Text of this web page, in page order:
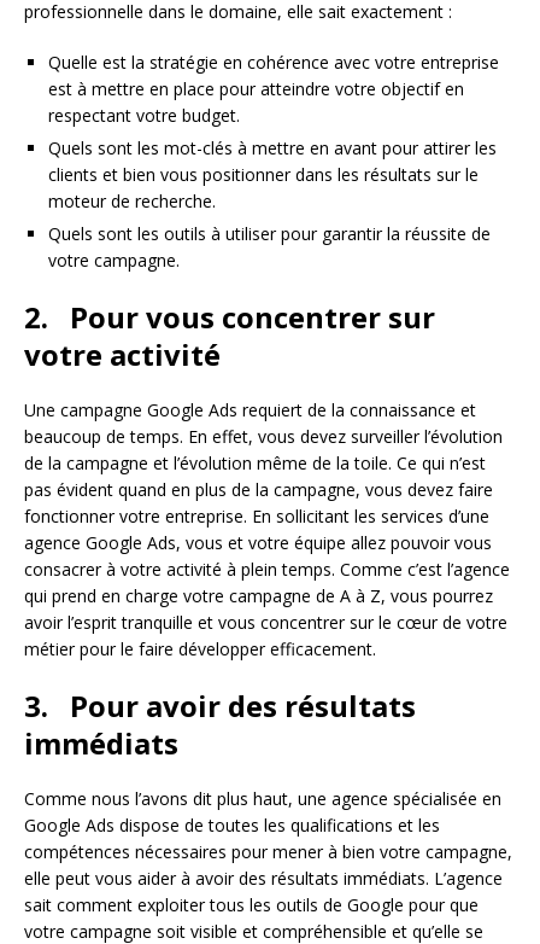
professionnelle dans le domaine, elle sait exactement :
Quelle est la stratégie en cohérence avec votre entreprise
est à mettre en place pour atteindre votre objectif en
respectant votre budget.
Quels sont les mot-clés à mettre en avant pour attirer les
clients et bien vous positionner dans les résultats sur le
moteur de recherche.
Quels sont les outils à utiliser pour garantir la réussite de
votre campagne.
2. Pour vous concentrer sur
votre activité
Une campagne Google Ads requiert de la connaissance et
beaucoup de temps. En effet, vous devez surveiller l’évolution
de la campagne et l’évolution même de la toile. Ce qui n’est
pas évident quand en plus de la campagne, vous devez faire
fonctionner votre entreprise. En sollicitant les services d’une
agence Google Ads, vous et votre équipe allez pouvoir vous
consacrer à votre activité à plein temps. Comme c’est l’agence
qui prend en charge votre campagne de A à Z, vous pourrez
avoir l’esprit tranquille et vous concentrer sur le cœur de votre
métier pour le faire développer efficacement.
3. Pour avoir des résultats
immédiats
Comme nous l’avons dit plus haut, une agence spécialisée en
Google Ads dispose de toutes les qualifications et les
compétences nécessaires pour mener à bien votre campagne,
elle peut vous aider à avoir des résultats immédiats. L’agence
sait comment exploiter tous les outils de Google pour que
votre campagne soit visible et compréhensible et qu’elle se